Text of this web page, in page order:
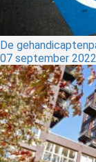
De
07 september 2022